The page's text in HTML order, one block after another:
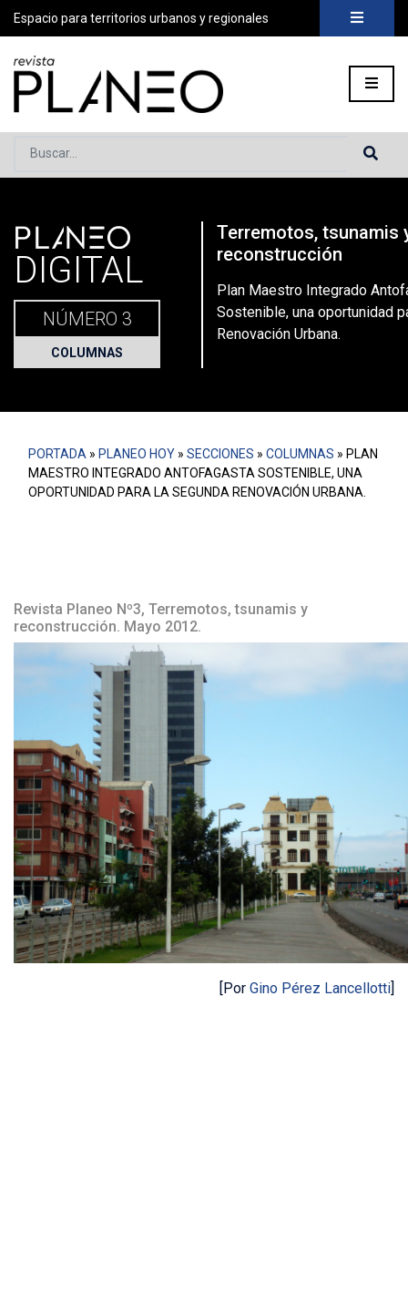
Espacio para territorios urbanos y regionales
Buscar...
Portada» Planeo Hoy Secciones»Columnas»Plan
PLANEO
DIGITAL
NÚMERO 3
COLUMNAS
Terremotos, tsunamis
reconstrucción
Plan Maestro Integrado
Sostenible, una oportunidad
Renovación Urbana.
PORTADA » PLANEO HOY » SECCIONES » COLUMNAS » PLAN
MAESTRO INTEGRADO ANTOFAGASTA SOSTENIBLE, UNA
OPORTUNIDAD PARA LA SEGUNDA RENOVACIÓN URBANA.
Revista Planeo Nº3, Terremotos, tsunamis y
reconstrucción. Mayo 2012.
[Por Gino Pérez Lancellotti]